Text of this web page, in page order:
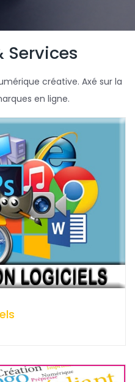
Services
créative. Axé sur la
en ligne.